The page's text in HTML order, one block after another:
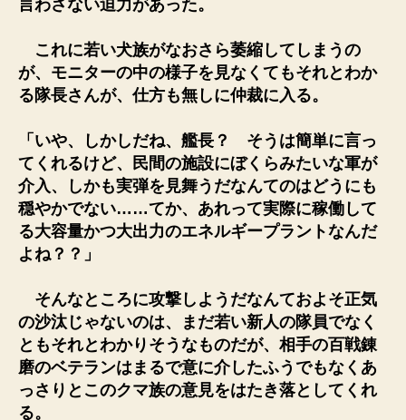
言わさない迫力があった。
これに若い犬族がなおさら萎縮してしまうの
が、モニターの中の様子を見なくてもそれとわか
る隊長さんが、仕方も無しに仲裁に入る。
「いや、しかしだね、艦長？ そうは簡単に言っ
てくれるけど、民間の施設にぼくらみたいな軍が
介入、しかも実弾を見舞うだなんてのはどうにも
穏やかでない……てか、あれって実際に稼働して
る大容量かつ大出力のエネルギープラントなんだ
よね？？」
そんなところに攻撃しようだなんておよそ正気
の沙汰じゃないのは、まだ若い新人の隊員でなく
ともそれとわかりそうなものだが、相手の百戦錬
磨のベテランはまるで意に介したふうでもなくあ
っさりとこのクマ族の意見をはたき落としてくれ
る。